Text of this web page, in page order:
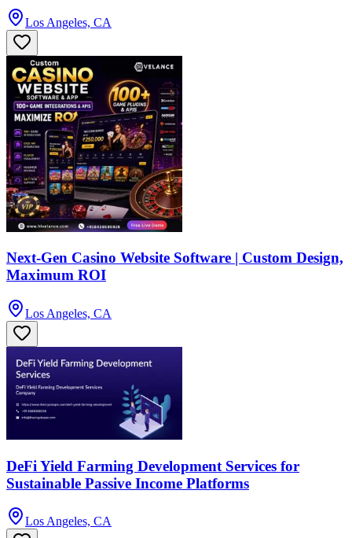
Los Angeles, CA
Next-Gen Casino Website Software | Custom Design,
Maximum ROI
Los Angeles, CA
DeFi Yield Farming Development Services for
Sustainable Passive Income Platforms
Los Angeles, CA